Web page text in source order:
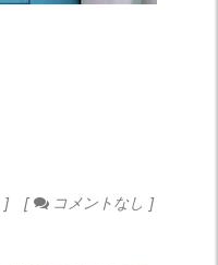
コメントなし